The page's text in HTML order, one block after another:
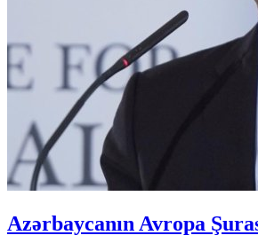
Azərbaycanın Avropa